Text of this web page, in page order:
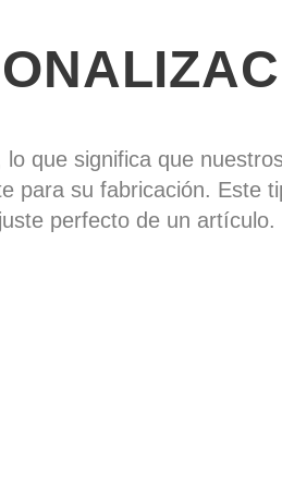
que significa que
para su fabricación. Este
perfecto de un artículo.